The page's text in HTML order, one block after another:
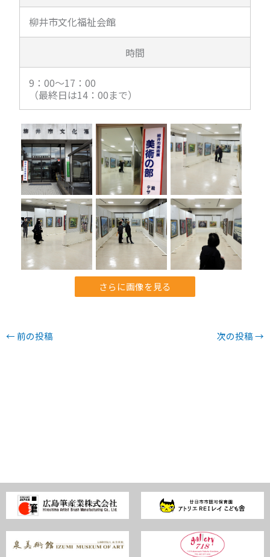
柳井市文化福祉会館
時間
9：00～17：00
（最終日は14：00まで）
さらに画像を見る
← 前の投稿 次の投稿→